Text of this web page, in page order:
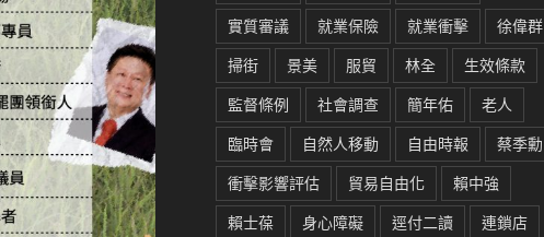
實質審議
就業保險 就業衝擊
徐偉群
掃街
景美 服貿 林全
生效條款
監督條例
社會調查 簡年佑
老人
臨時會
自然人移動 自由時報
蔡季勳
衝擊影響評估
貿易自由化
賴中強
賴士葆
身心障礙 逕付二讀
連鎖店